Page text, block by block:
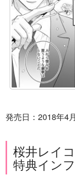
発売日：2018年4
桜井レイ
特典イン